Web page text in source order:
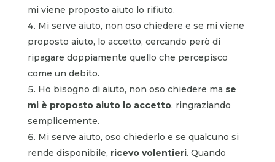
mi viene proposto aiuto lo rifiuto.
Mi serve aiuto, non oso chiedere e se mi viene
proposto aiuto, lo accetto, cercando però di
ripagare doppiamente quello che percepisco
come un debito.
Ho bisogno di aiuto, non oso chiedere ma se
mi è proposto aiuto lo accetto, ringraziando
semplicemente.
Mi serve aiuto, oso chiederlo e se qualcuno si
rende disponibile, ricevo volentieri. Quando